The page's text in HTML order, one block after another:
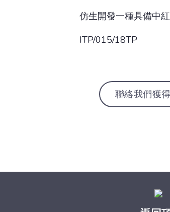
仿生開發一種具備中
ITP/015/18TP
聯絡我們獲